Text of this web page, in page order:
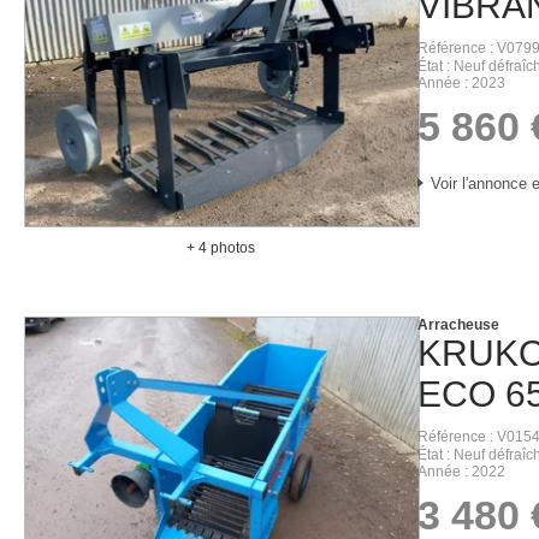
+ 4 photos
Référence
V0799
État
Neuf
Année
2023
5 860
Voir l'annonce
ECO
Arracheuse
Référence
V0154
État
Neuf
Année
2022
3 480